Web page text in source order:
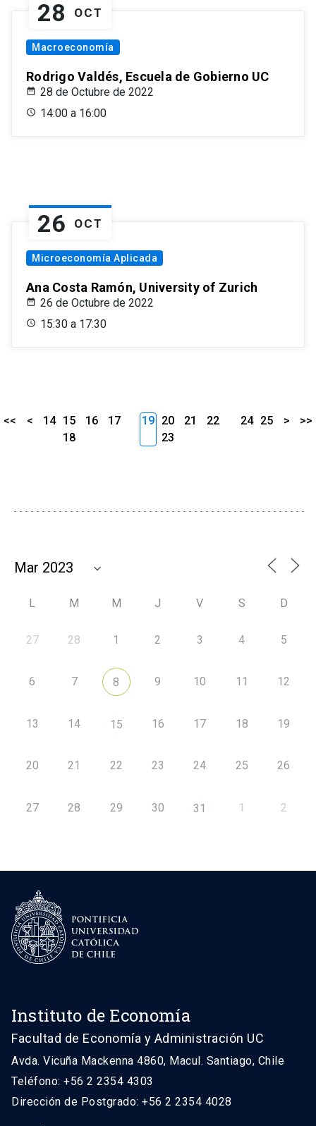
28 OCT
Macroeconomía
Rodrigo Valdés, Escuela de Gobierno UC
28 de Octubre de 2022
14:00 a 16:00
26 OCT
Microeconomía Aplicada
Ana Costa Ramón, University of Zurich
26 de Octubre de 2022
15:30 a 17:30
<< < 14 15 16
17
18
19 20 21
22
23
24 25 > >>
L M M J V S D
27 28 1 2 3 4 5
6 7 8 9 10 11 12
13 14 15 16 17 18 19
20 21 22 23 24 25 26
27 28 29 30 31 1 2
Instituto de Economía
Facultad de Economía y Administración UC
Avda. Vicuña Mackenna 4860, Macul. Santiago, Chile
Teléfono: +56 2 2354 4303
Dirección de Postgrado: +56 2 2354 4028